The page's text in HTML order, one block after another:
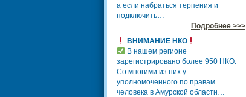
а если набраться терпения и
подключить…
Подробнее >>>
ВНИМАНИЕ НКО
В нашем регионе
зарегистрировано более 950 НКО.
Со многими из них у
уполномоченного по правам
человека в Амурской области…